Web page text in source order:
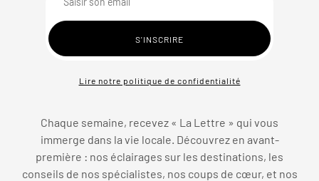
Lire notre politique de confidentialité
Chaque semaine, recevez « La Lettre » qui vous
immerge dans la vie locale. Découvrez en avant-
première : nos éclairages sur les destinations, les
conseils de nos spécialistes, nos coups de cœur, et nos